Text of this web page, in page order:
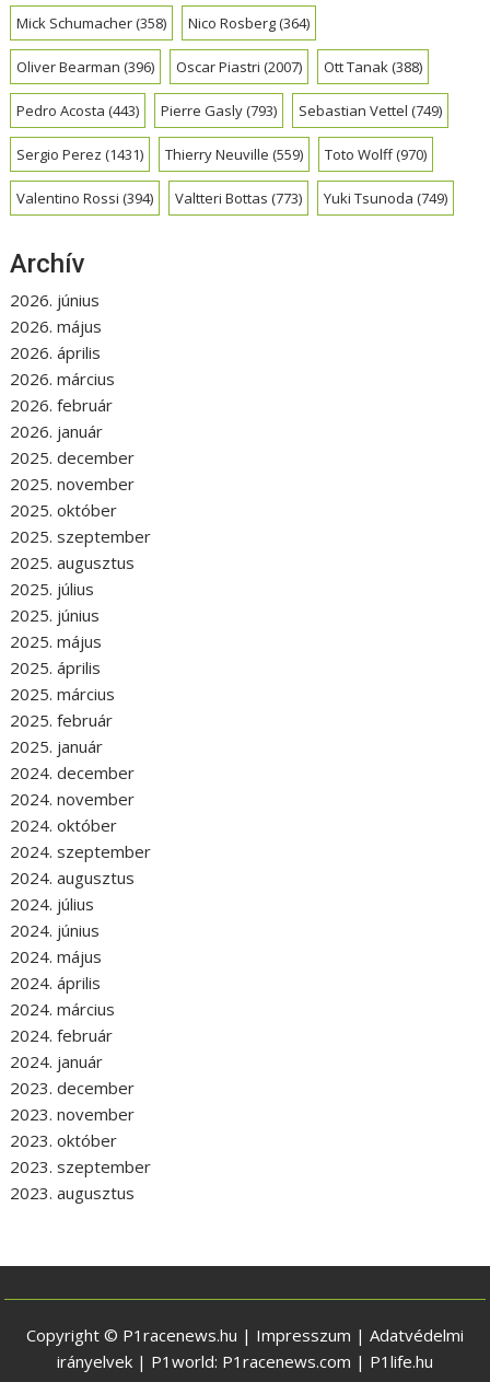
Mick Schumacher(358) Nico Rosberg(364)
Oliver Bearman (396) Oscar Piastri (2007) Ott Tanak(388)
Pedro Acosta (443) Pierre Gasly(793) Sebastian Vettel (749)
Sergio Perez (1431) Thierry Neuville (559) Toto Wolff(970)
Valentino Rossi (394) Valtteri Bottas (773) Yuki Tsunoda (749)
Archív
2026. június
2026. május
2026. április
2026. március
2026. február
2026. január
2025. december
2025. november
2025. október
2025. szeptember
2025. augusztus
2025. július
2025. június
2025. május
2025. április
2025. március
2025. február
2025. január
2024. december
2024. november
2024. október
2024. szeptember
2024. augusztus
2024. július
2024. június
2024. május
2024. április
2024. március
2024. február
2024. január
2023. december
2023. november
2023. október
2023. szeptember
2023. augusztus
Copyright © P1racenews.hu | Impresszum | Adatvédelmi
irányelvek | P1world: P1racenews.com | P1life.hu